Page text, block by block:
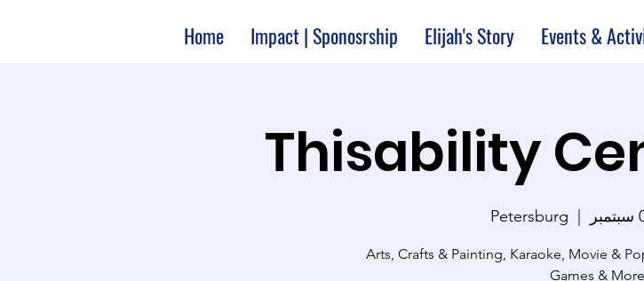
Home Impact | Sponosrship Elijah's Story Events &
Thisability
  |
Petersburg
Arts, Crafts & Painting, Karaoke, Movie &
Games & More